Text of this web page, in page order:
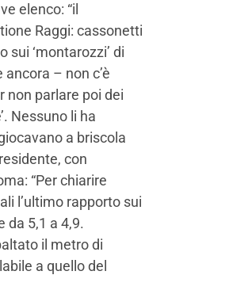
elenco: “il
Raggi: cassonetti
‘montarozzi’ di
– non c’è
non parlare poi dei
Nessuno li ha
a briscola
con
“Per chiarire
l’ultimo rapporto sui
da 5,1 a 4,9.
il metro di
a quello del